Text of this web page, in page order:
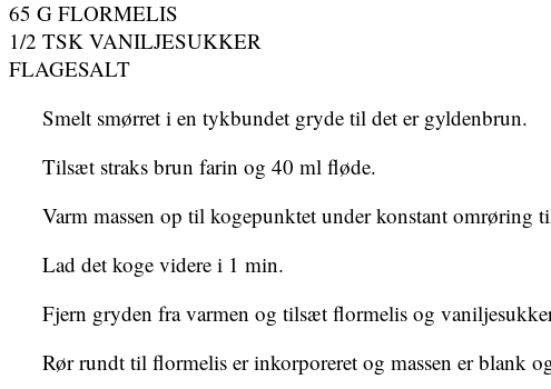
65 G FLORMELIS
1/2 TSK VANILJESUKKER
FLAGESALT
Smelt smørret i en tykbundet gryde til det er gyldenbrun.
Tilsæt straks brun farin og 40 ml fløde.
Varm massen op til kogepunktet under konstant omrøring
Lad det koge videre i 1 min.
Fjern gryden fra varmen og tilsæt flormelis og
Rør rundt til flormelis er inkorporeret og massen er blank